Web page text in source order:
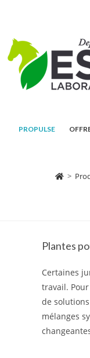
PROPULSE
>
Plantes
Certaines
travail.
de
mélanges